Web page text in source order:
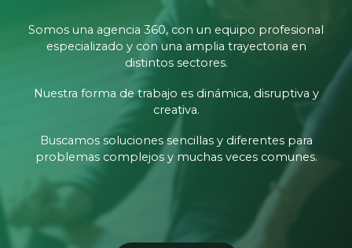
Somos una agencia 360, con un equipo profesional
especializado y con una amplia trayectoria en
distintos sectores.
Nuestra forma de trabajo es dinámica, disruptiva y
creativa.
Buscamos soluciones sencillas y diferentes para
problemas complejos y muchas veces comunes.